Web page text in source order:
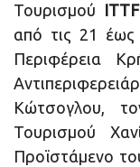
Τουρισμού
από τις 21
Περιφέρεια
Κώτσογλου,
Τουρισμού
Προϊστάμενο